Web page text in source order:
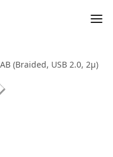
(Braided, USB 2.0, 2μ)